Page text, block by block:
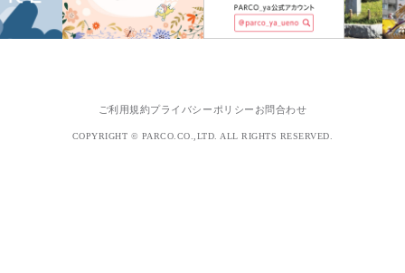
ご利用規約プライバシーポリシー お問合わせ
COPYRIGHT © PARCO.CO.,LTD. ALL RIGHTS RESERVED.